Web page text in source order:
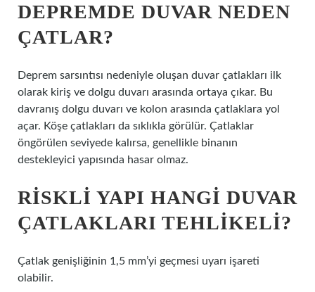
DEPREMDE DUVAR NEDEN
ÇATLAR?
Deprem sarsıntısı nedeniyle oluşan duvar çatlakları ilk
olarak kiriş ve dolgu duvarı arasında ortaya çıkar. Bu
davranış dolgu duvarı ve kolon arasında çatlaklara yol
açar. Köşe çatlakları da sıklıkla görülür. Çatlaklar
öngörülen seviyede kalırsa, genellikle binanın
destekleyici yapısında hasar olmaz.
RISKLI YAPI HANGI DUVAR
ÇATLAKLARI TEHLIKELI?
Çatlak genişliğinin 1,5 mm’yi geçmesi uyarı işareti
olabilir.